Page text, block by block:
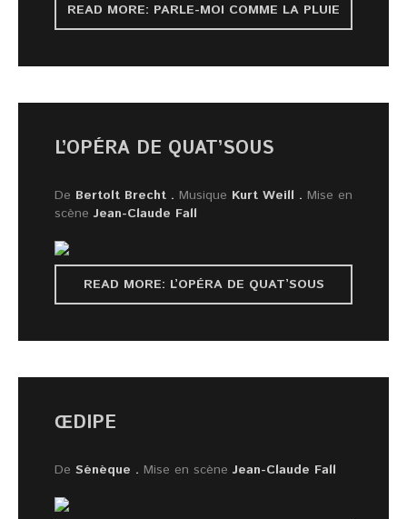
READ MORE: PARLE-MOI COMME LA PLUIE
L’OPÉRA DE QUAT’SOUS
De Bertolt Brecht . Musique Kurt Weill . Mise en
scène Jean-Claude Fall
READ MORE: L’OPÉRA DE QUAT’SOUS
ŒDIPE
De Sénèque . Mise en scène Jean-Claude Fall